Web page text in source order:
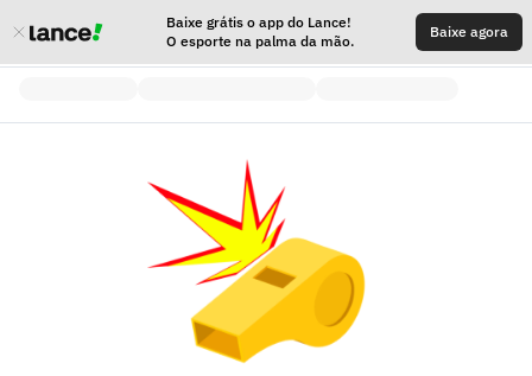
Baixe grátis o app do Lance!
O esporte na palma da mão.
Baixe agora